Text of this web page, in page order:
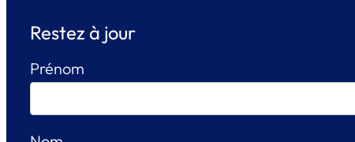
Restez à jour
Prénom